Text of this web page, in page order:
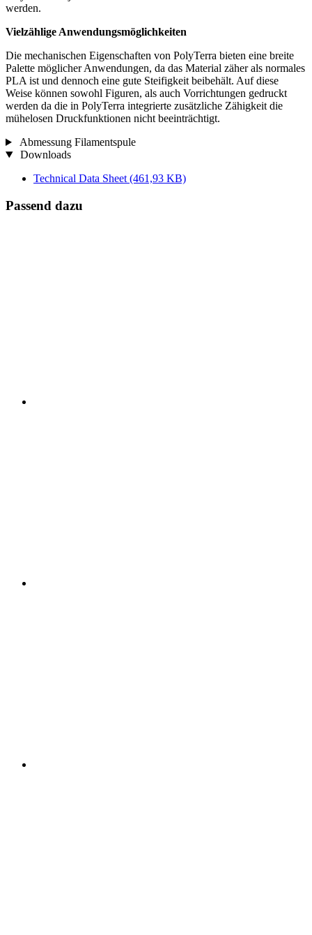
werden.
Vielzählige Anwendungsmöglichkeiten
Die mechanischen Eigenschaften von PolyTerra bieten eine breite
Palette möglicher Anwendungen, da das Material zäher als normales
PLA ist und dennoch eine gute Steifigkeit beibehält. Auf diese
Weise können sowohl Figuren, als auch Vorrichtungen gedruckt
werden da die in PolyTerra integrierte zusätzliche Zähigkeit die
mühelosen Druckfunktionen nicht beeinträchtigt.
Abmessung Filamentspule
Downloads
Technical Data Sheet (461,93 KB)
Passend dazu